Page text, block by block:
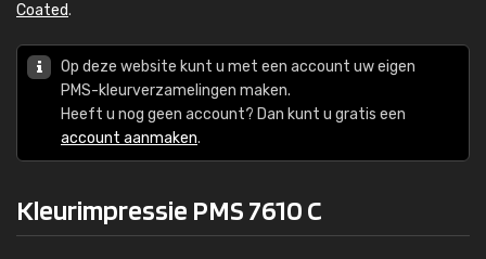
Coated.
Op deze website kunt u met een account uw eigen
PMS-kleurverzamelingen maken.
Heeft u nog geen account? Dan kunt u gratis een
account aanmaken.
Kleurimpressie PMS 7610 C